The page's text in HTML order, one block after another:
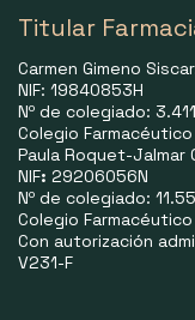
Titular
Carmen Gimeno
NIF: 19840853H
Nº de colegiado:
Colegio
Paula Roquet-Jalmar
NIF: 29206056N
Nº de colegiado:
Colegio
Con autorización
V231-F